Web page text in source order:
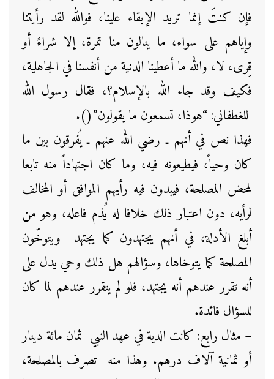
فإن كنتَ إنما تريد الإبقاء علينا، فوالله لقد رأيتنا
وإياهم على سواء، ما ينالون منا تمرة، إلا شراءً أو
قِرى، لا، والله ما أعطينا الدنية من أنفسنا في الجاهلية،
فكيف وقد جاء الله بالإسلام؟، فقال رسول الله
للغطفاني: “هوذا، تسمعون ما يقولون”().
فهذا نص في أنهم ـ رضي الله عنهم ـ يُفرقون بين ما
كان وحياً، فيطيعونه فيه، وما كان اجتهاداً منه تابعا
لمحض المصلحة، فيبدون فيه رأيهم الموافق أو المخالف
لرأيه، دون اعتبار ذلك خلافا له يُذم فاعله، وهو من
أبلغ الأدلة، في أنهم يجتهدون كما يجتهد ويتوخّون
المصلحة كما يتوخاها، وسؤالهم هل ذلك وحي يدل على
أنه تقرر عندهم أنه يجتهد، فلو لم يتقرر عندهم لما كان
للسؤال فائدة.
– مثال رابع: كانت الدية في عهد النبي ثمان مائة دينار
أو ثمانية آلاف درهم. وهذا منه تصرف بالمصلحة،